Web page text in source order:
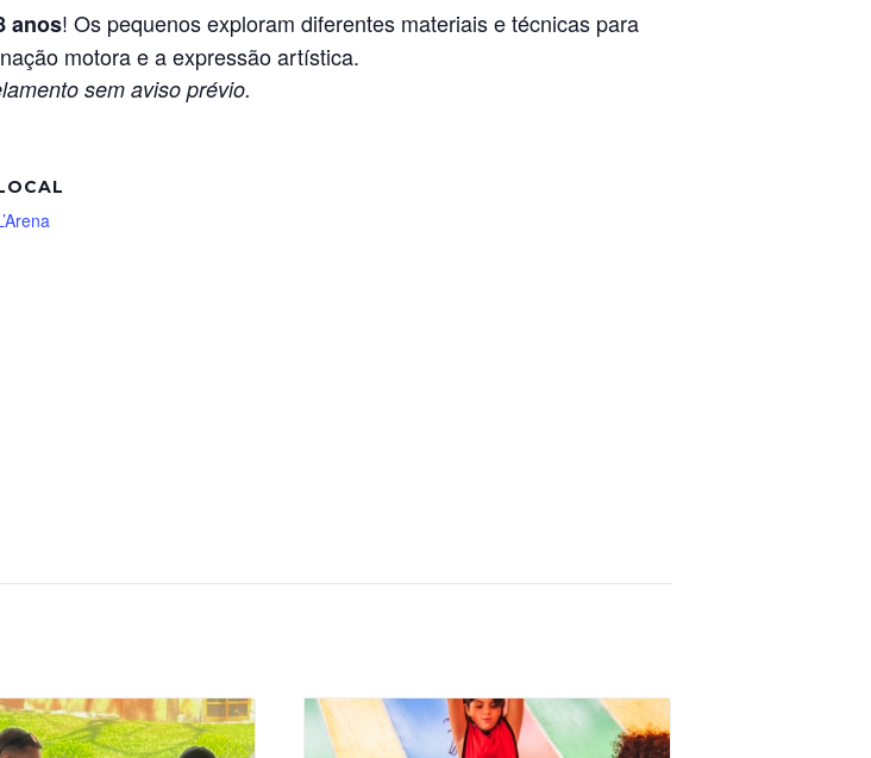
anos! Os pequenos exploram diferentes materiais e técnicas para
motora e a expressão artística.
sem aviso prévio.